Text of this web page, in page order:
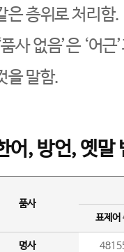
은 층위로 처리함.
사 없음’은 ‘어
을 말함.
어, 방언, 옛말
품사
표제어
명사